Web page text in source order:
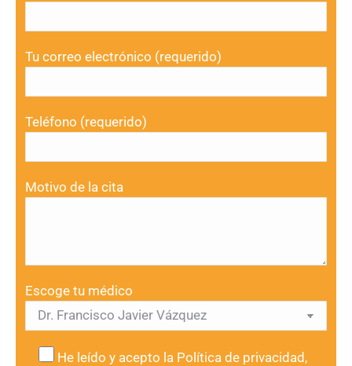
Tu correo electrónico (requerido)
Teléfono (requerido)
Motivo de la cita
Escoge tu médico
He leído y acepto la Política de privacidad,